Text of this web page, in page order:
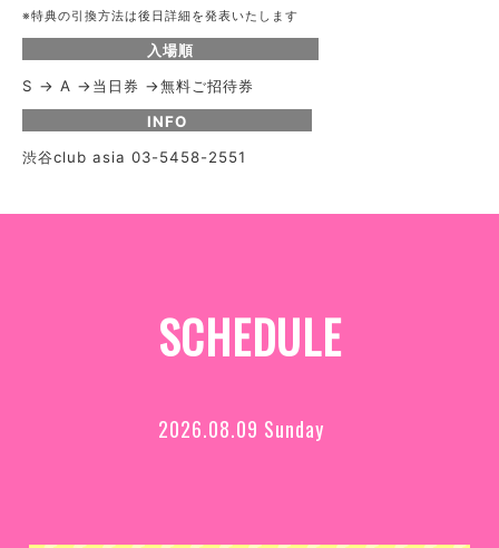
※特典の引換方法は後日詳細を発表いたします
入場順
S → A →当日券 →無料ご招待券
INFO
渋谷club asia 03-5458-2551
SCHEDULE
2026.08.09 Sunday